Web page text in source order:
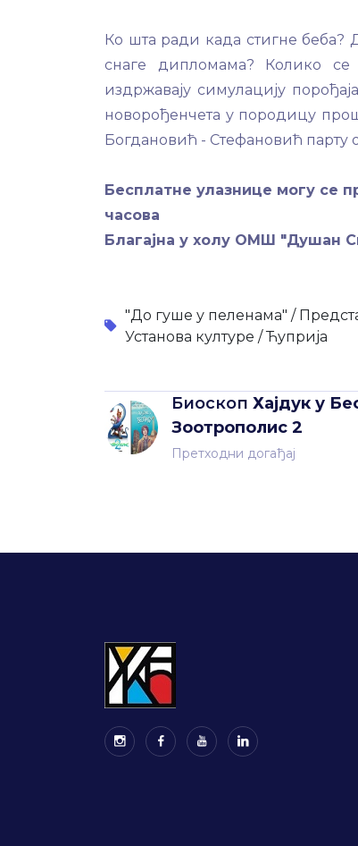
Ко шта ради када стигне
снаге дипломама? Колико
издржавају симулацију
новорођенчета у породицу
Богдановић - Стефановић партy
Бесплатне улазнице могу се
часова
Благајна у холу ОМШ "Душан
"До гуше у пеленама" /
Установа културе /Ћуприја
Биоскоп Хајдук у
Зоотрополис 2
Претходни догађај